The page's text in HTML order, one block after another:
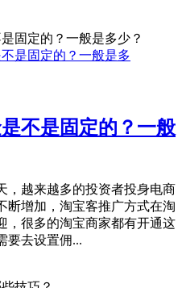
固定的？一般是多少？
不是固定的？一般
越来越多的投资者投身电商
断增加，淘宝客推广方式在淘
，很多的淘宝商家都有开通这
要去设置佣...